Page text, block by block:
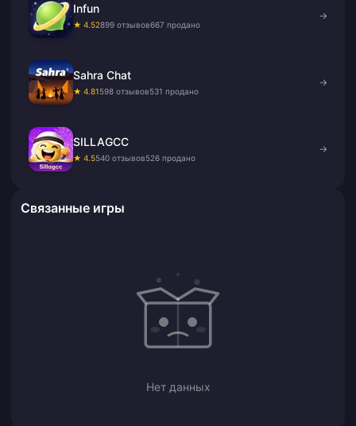
Infun
★ 4.52899 отзывов667 продано
→
Sahra Chat
★ 4.81598 отзывов531 продано
→
SILLAGCC
★ 4.5540 отзывов526 продано
→
Связанные игры
Нет данных